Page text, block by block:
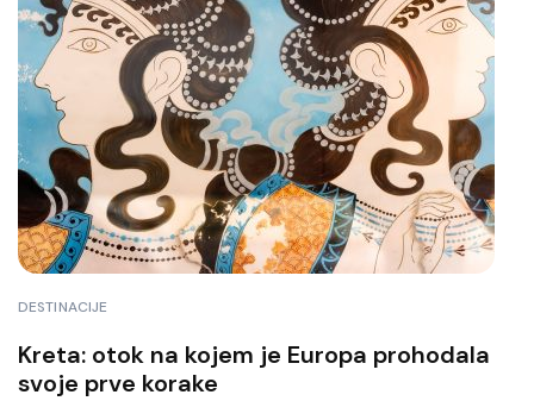
DESTINACIJE
Kreta: otok na kojem je Europa prohodala
svoje prve korake